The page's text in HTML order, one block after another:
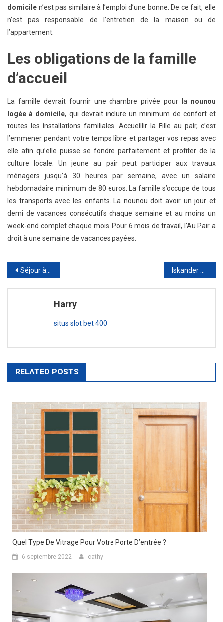
domicile n’est pas similaire à l’emploi d’une bonne. De ce fait, elle
n’est pas responsable de l’entretien de la maison ou de
l’appartement.
Les obligations de la famille
d’accueil
La famille devrait fournir une chambre privée pour la nounou
logée à domicile, qui devrait inclure un minimum de confort et
toutes les installations familiales. Accueillir la Fille au pair, c’est
l’emmener pendant votre temps libre et partager vos repas avec
elle afin qu’elle puisse se fondre parfaitement et profiter de la
culture locale. Un jeune au pair peut participer aux travaux
ménagers jusqu’à 30 heures par semaine, avec un salaire
hebdomadaire minimum de 80 euros. La famille s’occupe de tous
les transports avec les enfants. La nounou doit avoir un jour et
demi de vacances consécutifs chaque semaine et au moins un
week-end complet chaque mois. Pour 6 mois de travail, l’Au Pair a
droit à une semaine de vacances payées.
Navigation
de
l’article
Séjour à Kyoto : partir à la découverte du quartier de Higashiyama Iskander Makhmudov : l’homme d’affaires russe chargé des travaux du nouveau métro de Moscou
Harry
situs slot bet 400
RELATED POSTS
Quel Type De Vitrage Pour Votre Porte D’entrée ?
6 septembre 2022 cathy